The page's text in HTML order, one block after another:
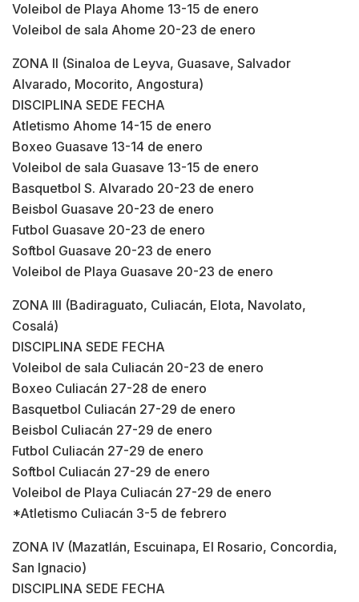
Voleibol de Playa Ahome 13-15 de enero
Voleibol de sala Ahome 20-23 de enero
ZONA II (Sinaloa de Leyva, Guasave, Salvador
Alvarado, Mocorito, Angostura)
DISCIPLINA SEDE FECHA
Atletismo Ahome 14-15 de enero
Boxeo Guasave 13-14 de enero
Voleibol de sala Guasave 13-15 de enero
Basquetbol S. Alvarado 20-23 de enero
Beisbol Guasave 20-23 de enero
Futbol Guasave 20-23 de enero
Softbol Guasave 20-23 de enero
Voleibol de Playa Guasave 20-23 de enero
ZONA III (Badiraguato, Culiacán, Elota, Navolato,
Cosalá)
DISCIPLINA SEDE FECHA
Voleibol de sala Culiacán 20-23 de enero
Boxeo Culiacán 27-28 de enero
Basquetbol Culiacán 27-29 de enero
Beisbol Culiacán 27-29 de enero
Futbol Culiacán 27-29 de enero
Softbol Culiacán 27-29 de enero
Voleibol de Playa Culiacán 27-29 de enero
*Atletismo Culiacán 3-5 de febrero
ZONA IV (Mazatlán, Escuinapa, El Rosario, Concordia,
San Ignacio)
DISCIPLINA SEDE FECHA